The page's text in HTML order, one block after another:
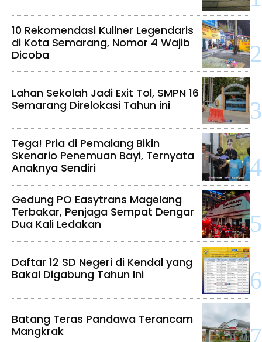
10 Rekomendasi Kuliner Legendaris
di Kota Semarang, Nomor 4 Wajib
Dicoba
Lahan Sekolah Jadi Exit Tol, SMPN 16
Semarang Direlokasi Tahun ini
Tega! Pria di Pemalang Bikin
Skenario Penemuan Bayi, Ternyata
Anaknya Sendiri
Gedung PO Easytrans Magelang
Terbakar, Penjaga Sempat Dengar
Dua Kali Ledakan
Daftar 12 SD Negeri di Kendal yang
Bakal Digabung Tahun Ini
Batang Teras Pandawa Terancam
Mangkrak